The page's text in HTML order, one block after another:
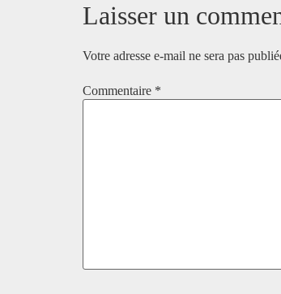
Laisser un
Votre adresse e-mail ne sera pas
Commentaire *